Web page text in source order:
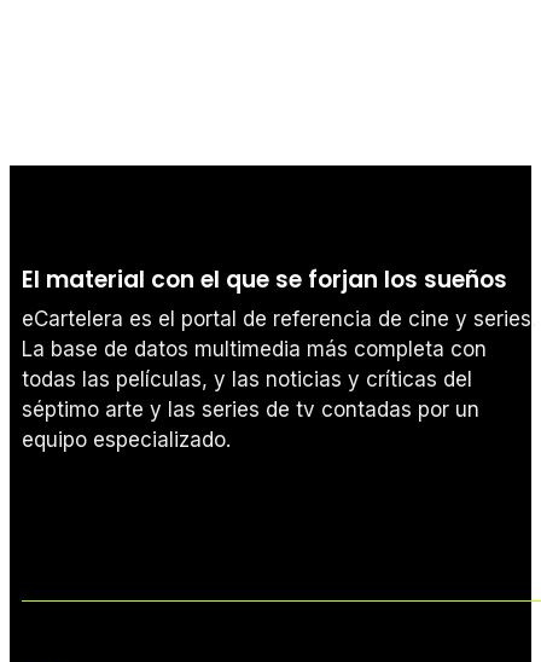
El material con el que se forjan los sueños
eCartelera es el portal de referencia de cine y series.
La base de datos multimedia más completa con
todas las películas, y las noticias y críticas del
séptimo arte y las series de tv contadas por un
equipo especializado.